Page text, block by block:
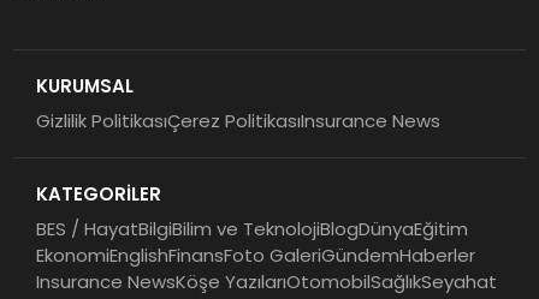
KURUMSAL
Gizlilik PolitikasıÇerez PolitikasıInsurance News
KATEGORİLER
BES / HayatBilgiBilim ve TeknolojiBlogDünyaEğitim
EkonomiEnglishFinansFoto GaleriGündemHaberler
Insurance NewsKöşe YazılarıOtomobilSağlıkSeyahat